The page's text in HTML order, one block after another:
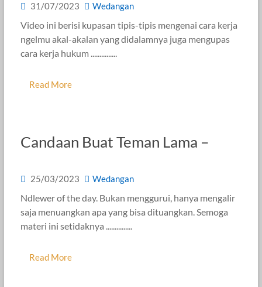
31/07/2023 Wedangan
Video ini berisi kupasan tipis-tipis mengenai cara kerja
ngelmu akal-akalan yang didalamnya juga mengupas
cara kerja hukum ...............
Read More
Candaan Buat Teman Lama –
25/03/2023 Wedangan
Ndlewer of the day. Bukan menggurui, hanya mengalir
saja menuangkan apa yang bisa dituangkan. Semoga
materi ini setidaknya ...............
Read More